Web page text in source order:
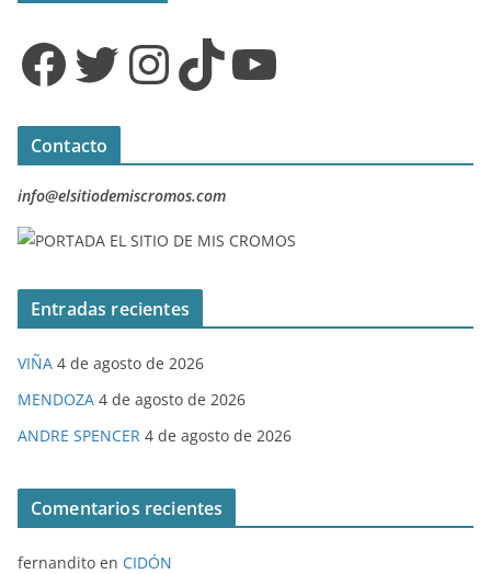
Facebook Twitter InstagramTikTok YouTube
Contacto
info@elsitiodemiscromos.com
Entradas recientes
VIÑA 4 de agosto de 2026
MENDOZA 4 de agosto de 2026
ANDRE SPENCER 4 de agosto de 2026
Comentarios recientes
fernandito en CIDÓN